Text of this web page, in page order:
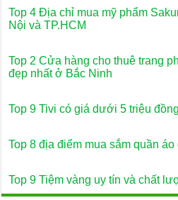
Top 4 Địa chỉ mua mỹ phẩm
Nội và TP.HCM
Top 2 Cửa hàng cho thuê trang
đẹp nhất ở Bắc Ninh
Top 9 Tivi có giá dưới 5 triệu
Top 8 địa điểm mua sắm quần
Top 9 Tiệm vàng uy tín và chất